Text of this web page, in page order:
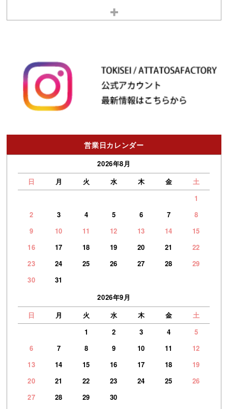
営業日カレンダー
2026年8月
日
月 火 水 木 金
土
1
2
3 4 5 6 7
8
9
10 11 12 13 14
15
16
17 18 19 20 21
22
23
24 25 26 27 28
29
30
31
2026年9月
日
月 火 水 木 金
土
1
2 3 4
5
6
7 8 9 10 11
12
13
14 15 16 17 18
19
20
21 22 23 24 25
26
27
28 29 30